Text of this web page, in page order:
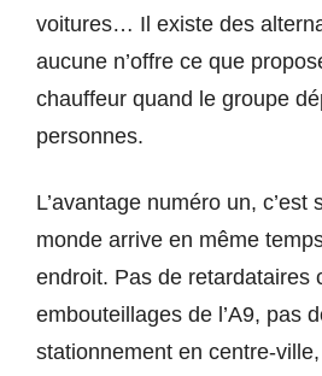
voitures… Il existe des
aucune n’offre ce que
chauffeur quand le groupe
personnes.
L’avantage numéro un, c’est
monde arrive en même
endroit. Pas de retardataires
embouteillages de l’A9, pas
stationnement en centre-